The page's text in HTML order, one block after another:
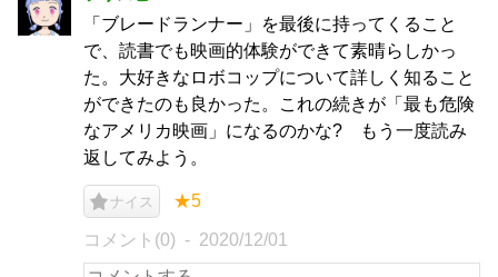
「ブレードランナー」を最後に持ってくること
で、読書でも映画的体験ができて素晴らしかっ
た。大好きなロボコップについて詳しく知ること
ができたのも良かった。これの続きが「最も危険
なアメリカ映画」になるのかな? もう一度読み
返してみよう。
ナイス ★5
コメント(0) 2020/12/01